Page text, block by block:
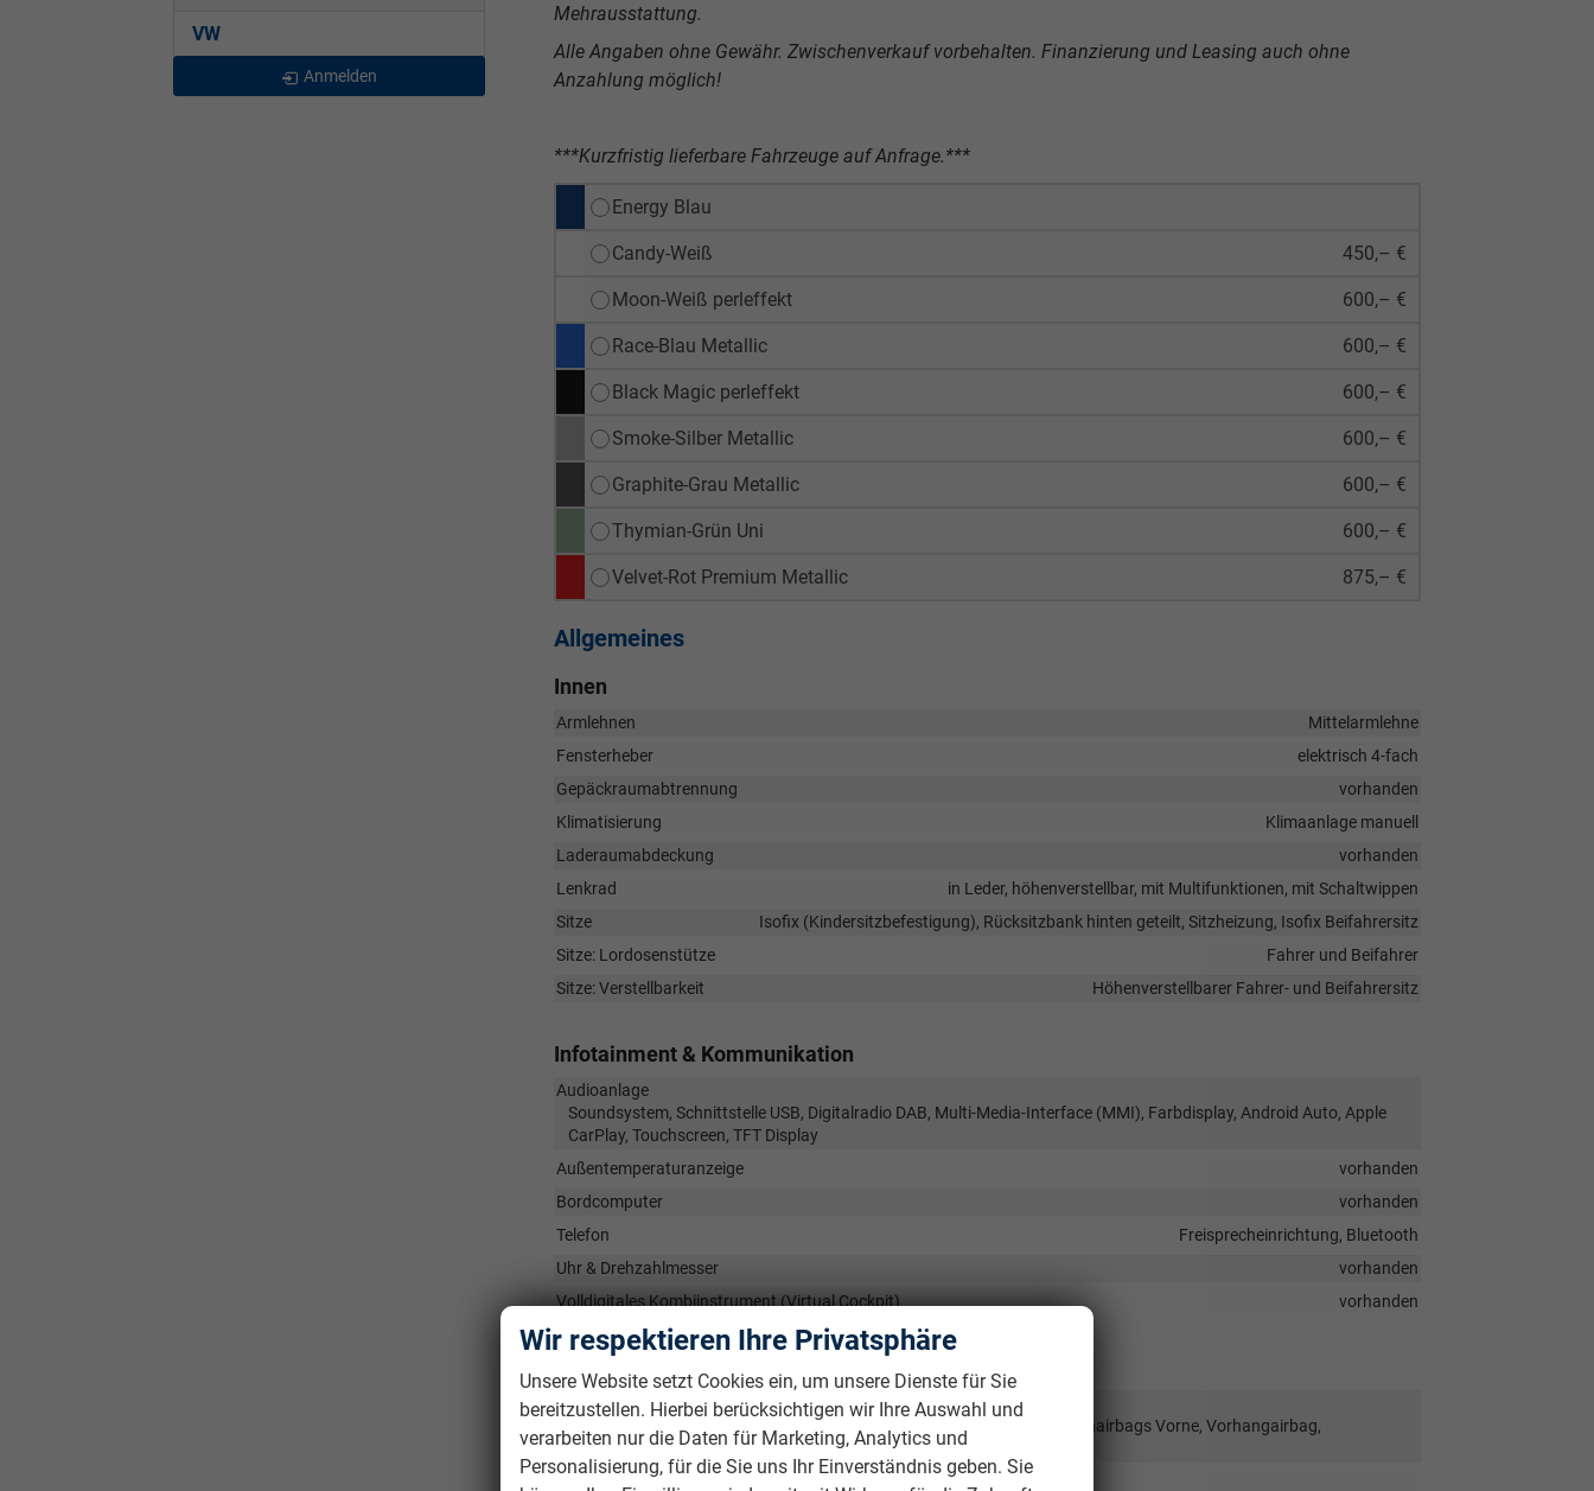
Mehrausstattung.
Alle Angaben ohne Gewähr. Zwischenverkauf vorbehalten. Finanzierung und Leasing auch ohne
Anzahlung möglich!
***Kurzfristig lieferbare Fahrzeuge auf Anfrage.***
Energy Blau
Candy-Weiß 450,– €
Moon-Weiß perleffekt 600,– €
Race-Blau Metallic 600,– €
Black Magic perleffekt 600,– €
Smoke-Silber Metallic 600,– €
Graphite-Grau Metallic 600,– €
Thymian-Grün Uni 600,– €
Velvet-Rot Premium Metallic 875,– €
Allgemeines
Innen
Armlehnen
Mittelarmlehne
Fensterheber
elektrisch 4-fach
Gepäckraumabtrennung
vorhanden
Klimatisierung
Klimaanlage manuell
Laderaumabdeckung
vorhanden
Lenkrad
in Leder, höhenverstellbar, mit Multifunktionen, mit Schaltwippen
Sitze
Isofix (Kindersitzbefestigung), Rücksitzbank hinten geteilt, Sitzheizung, Isofix Beifahrersitz
Sitze: Lordosenstütze
Fahrer und Beifahrer
Sitze: Verstellbarkeit
Höhenverstellbarer Fahrer- und Beifahrersitz
Infotainment & Kommunikation
Audioanlage
Soundsystem, Schnittstelle USB, Digitalradio DAB, Multi-Media-Interface (MMI), Farbdisplay, Android Auto, Apple
CarPlay, Touchscreen, TFT Display
Außentemperaturanzeige
vorhanden
Bordcomputer
vorhanden
Telefon
Freisprecheinrichtung, Bluetooth
Uhr & Drehzahlmesser
vorhanden
Volldigitales Kombiinstrument (Virtual Cockpit)
vorhanden
Airbags
Airbag, Fenster-/Kopfairbags Vorne, Beifahrerairbag abschaltbar, Seitenairbags Vorne, Vorhangairbag,
Fußgängerairbag, Beifahrerairbag
Assistenzsysteme
VW
Anmelden
Wir respektieren Ihre Privatsphäre
Unsere Website setzt Cookies ein, um unsere Dienste für Sie
bereitzustellen. Hierbei berücksichtigen wir Ihre Auswahl und
verarbeiten nur die Daten für Marketing, Analytics und
Personalisierung, für die Sie uns Ihr Einverständnis geben. Sie